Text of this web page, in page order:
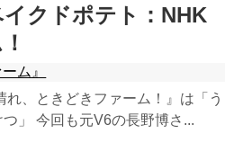
クドポテト：NHK
ム』
、ときどきファーム！』は「う
」 今回も元V6の長野博さ...